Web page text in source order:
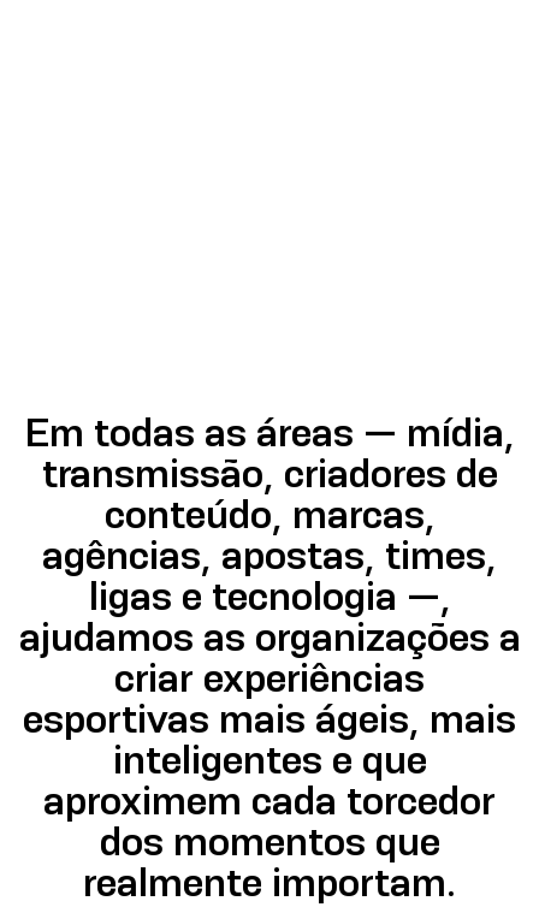
Em todas as áreas — mídia,
transmissão, criadores de
conteúdo, marcas,
agências, apostas, times,
ligas e tecnologia —,
ajudamos as organizações a
criar experiências
esportivas mais ágeis, mais
inteligentes e que
aproximem cada torcedor
dos momentos que
realmente importam.